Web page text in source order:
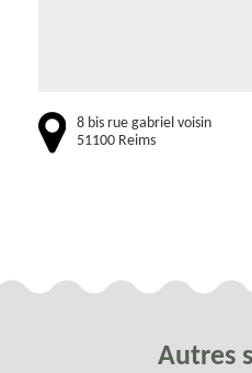
8 bis rue gabriel voisin
51100 Reims
Autres